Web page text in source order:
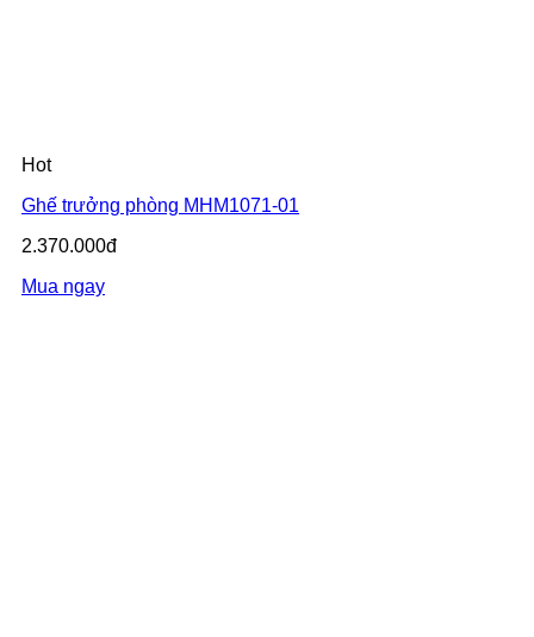
Hot
Ghế trưởng phòng MHM1071-01
2.370.000đ
Mua ngay